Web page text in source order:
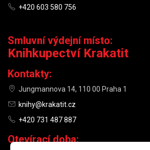
+420 603 580 756
Smluvní výdejní místo:
Knihkupectví Krakatit
Kontakty:
Jungmannova 14, 110 00 Praha 1
knihy@krakatit.cz
+420 731 487 887
Otevírací doba: